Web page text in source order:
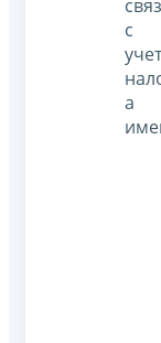
с
а